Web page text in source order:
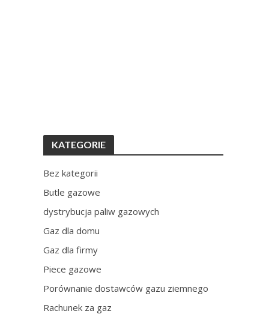
KATEGORIE
Bez kategorii
Butle gazowe
dystrybucja paliw gazowych
Gaz dla domu
Gaz dla firmy
Piece gazowe
Porównanie dostawców gazu ziemnego
Rachunek za gaz